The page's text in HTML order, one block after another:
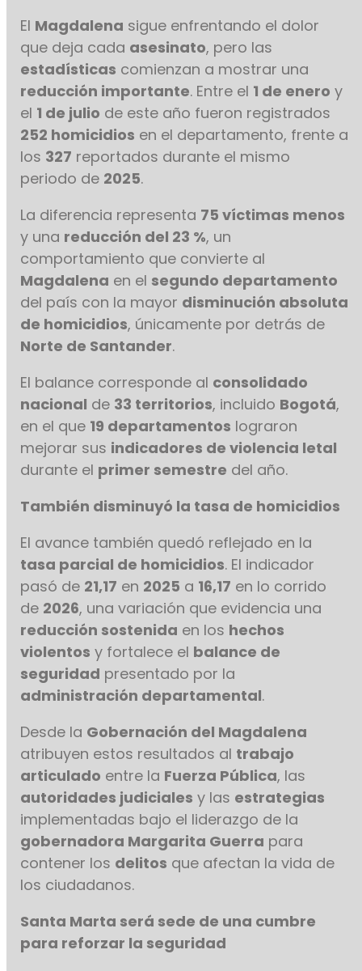
El Magdalena sigue enfrentando el dolor
que deja cada asesinato, pero las
estadísticas comienzan a mostrar una
reducción importante. Entre el 1 de enero y
el 1 de julio de este año fueron registrados
252 homicidios en el departamento, frente a
los 327 reportados durante el mismo
periodo de 2025.
La diferencia representa 75 víctimas menos
y una reducción del 23 %, un
comportamiento que convierte al
Magdalena en el segundo departamento
del país con la mayor disminución absoluta
de homicidios, únicamente por detrás de
Norte de Santander.
El balance corresponde al consolidado
nacional de 33 territorios, incluido Bogotá,
en el que 19 departamentos lograron
mejorar sus indicadores de violencia letal
durante el primer semestre del año.
También disminuyó la tasa de homicidios
El avance también quedó reflejado en la
tasa parcial de homicidios. El indicador
pasó de 21,17 en 2025 a 16,17 en lo corrido
de 2026, una variación que evidencia una
reducción sostenida en los hechos
violentos y fortalece el balance de
seguridad presentado por la
administración departamental.
Desde la Gobernación del Magdalena
atribuyen estos resultados al trabajo
articulado entre la Fuerza Pública, las
autoridades judiciales y las estrategias
implementadas bajo el liderazgo de la
gobernadora Margarita Guerra para
contener los delitos que afectan la vida de
los ciudadanos.
Santa Marta será sede de una cumbre
para reforzar la seguridad